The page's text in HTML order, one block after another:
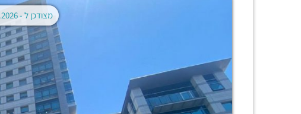
מצודכן ל -02.08.2026